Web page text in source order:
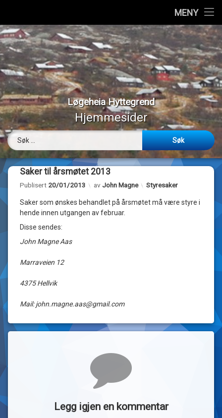
MENY
Vedtekter
Styremedlemmer
Medlemmer
Værmeldinger
Panoramabilder
Bilder
Webkamera
Om…
Hopp
til
innhold
Løgeheia Hyttegrend
Hjemmesider
Saker til årsmøtet 2013
Publisert 20/01/2013 avJohn Magne Kategorier:
Styresaker
Saker som ønskes behandlet på årsmøtet må være styre i
hende innen utgangen av februar.
Disse sendes:
John Magne Aas
Marraveien 12
4375 Hellvik
Mail: john.magne.aas@gmail.com
Legg igjen en kommentar